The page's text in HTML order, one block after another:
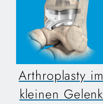
Arthroplasty im
kleinen Gelenk